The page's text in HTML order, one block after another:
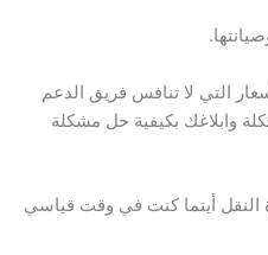
التي لا تنافس فريق الدعم
وابلاغك بكيفية حل مشكلة
النقل أينما كنت في وقت قياسي